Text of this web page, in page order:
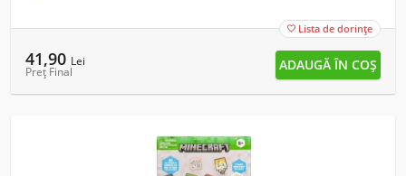
 Lista de dorințe
41,90 Lei
Preț Final